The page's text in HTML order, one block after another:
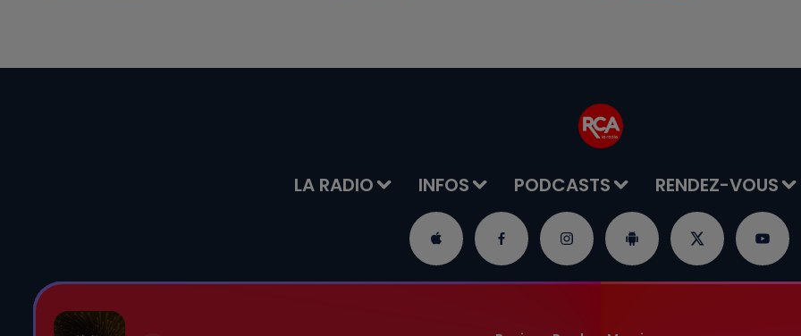
LA RADIO INFOS PODCASTS RENDEZ-VOUS